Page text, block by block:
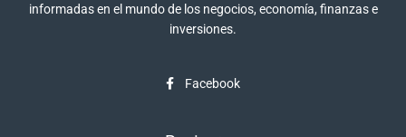
informadas en el mundo de los negocios, economía, finanzas e
inversiones.
Facebook